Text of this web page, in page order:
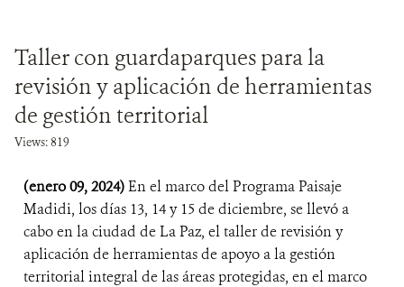
Taller con guardaparques para la
revisión y aplicación de herramientas
de gestión territorial
Views: 819
(enero 09, 2024)En el marco del Programa Paisaje
Madidi, los días 13, 14 y 15 de diciembre, se llevó a
cabo en la ciudad de La Paz, el taller de revisión y
aplicación de herramientas de apoyo a la gestión
territorial integral de las áreas protegidas, en el marco